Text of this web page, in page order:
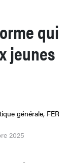
qui
jeunes
générale, FER
2025